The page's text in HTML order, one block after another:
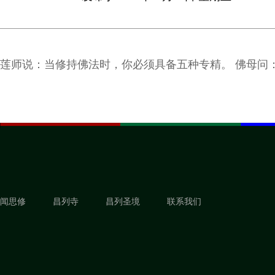
莲师说：当修持佛法时，你必须具备五种专精。 佛母问
闻思修 昌列寺 昌列圣境 联系我们